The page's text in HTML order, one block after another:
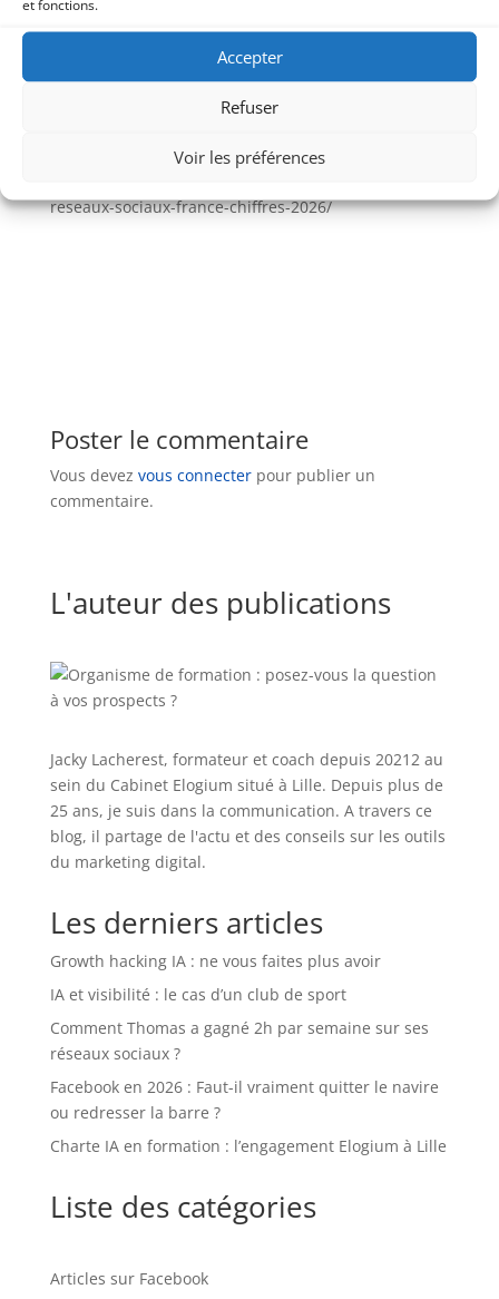
et fonctions.
Accepter
Refuser
Voir les préférences
👉Réservez votre créneau ici
Formateur et Coach en Visibilité
reseaux-sociaux-france-chiffres-2026/
Poster le commentaire
Vous devez vous connecterpour publier un
commentaire.
L'auteur des publications
Jacky Lacherest, formateur et coach depuis 20212 au
sein du Cabinet Elogium situé à Lille. Depuis plus de
25 ans, je suis dans la communication. A travers ce
blog, il partage de l'actu et des conseils sur les outils
du marketing digital.
Les derniers articles
Growth hacking IA : ne vous faites plus avoir
IA et visibilité : le cas d’un club de sport
Comment Thomas a gagné 2h par semaine sur ses
réseaux sociaux ?
Facebook en 2026 : Faut-il vraiment quitter le navire
ou redresser la barre ?
Charte IA en formation : l’engagement Elogium à Lille
Liste des catégories
Articles sur Facebook